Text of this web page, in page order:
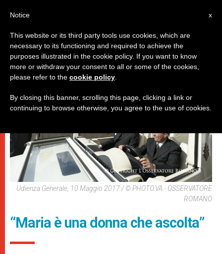
PAPI
Udienza Generale, 10 Maggio 2017 / © PHOTO.VA - OSSERVATORE
ROMANO
“Maria è una donna che ascolta”
x
Notice
This website or its third party tools use cookies, which are
necessary to its functioning and required to achieve the
purposes illustrated in the cookie policy. If you want to know
more or withdraw your consent to all or some of the cookies,
please refer to the cookie policy
By closing this banner, scrolling this page, clicking a link or
continuing to browse otherwise, you agree to the use of cookies.